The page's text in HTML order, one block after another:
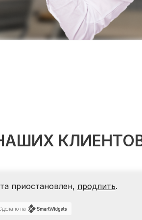
приостановлен, продлить.
на